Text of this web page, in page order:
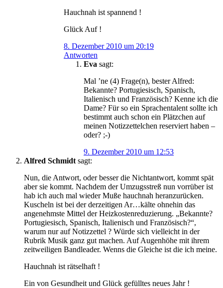
Hauchnah ist spannend !
Glück Auf !
8. Dezember 2010 um 20:19
Antworten
Eva sagt:
Mal ’ne (4) Frage(n), bester Alfred:
Bekannte? Portugiesisch, Spanisch,
Italienisch und Französisch? Kenne ich die
Dame? Für so ein Sprachentalent sollte ich
bestimmt auch schon ein Plätzchen auf
meinen Notizzettelchen reserviert haben –
oder? ;-)
9. Dezember 2010 um 12:53
Alfred Schmidt sagt:
Nun, die Antwort, oder besser die Nichtantwort, kommt spät
aber sie kommt. Nachdem der Umzugsstreß nun vorrüber ist
hab ich auch mal wieder Muße hauchnah heranzurücken.
Kuscheln ist bei der derzeitigen Ar…kälte ohnehin das
angenehmste Mittel der Heizkostenreduzierung. „Bekannte?
Portugiesisch, Spanisch, Italienisch und Französisch?“,
warum nur auf Notizzettel ? Würde sich vielleicht in der
Rubrik Musik ganz gut machen. Auf Augenhöhe mit ihrem
zeitweiligen Bandleader. Wenns die Gleiche ist die ich meine.
Hauchnah ist rätselhaft !
Ein von Gesundheit und Glück gefülltes neues Jahr !